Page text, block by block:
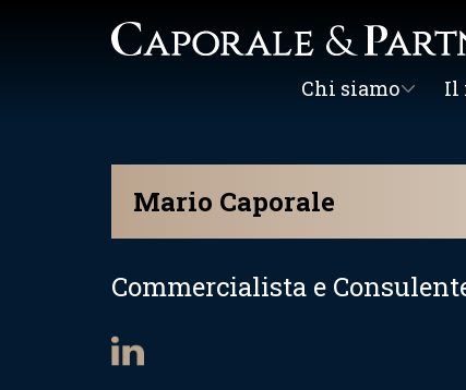
Chi siamo Il
Mario Caporale
Commercialista e